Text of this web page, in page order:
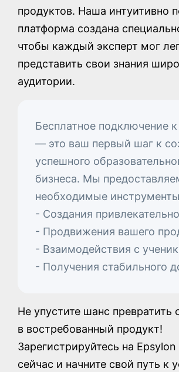
продуктов. Наша интуитивно
платформа создана
чтобы каждый эксперт мог
представить свои знания
аудитории.
Бесплатное подключение
— это ваш первый шаг к
успешного
бизнеса. Мы
необходимые
- Создания
- Продвижения вашего
- Взаимодействия с
- Получения стабильного
Не упустите шанс превратить
в востребованный продукт!
Зарегистрируйтесь на
сейчас и начните свой путь к